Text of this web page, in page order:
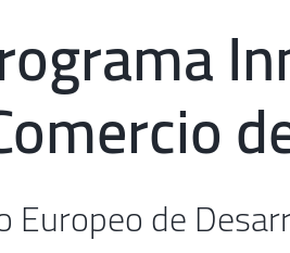
Europeo de